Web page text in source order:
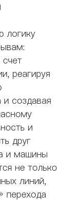
логику
реагируя
и создавая
и
друг
и машины
не только
линий,
перехода